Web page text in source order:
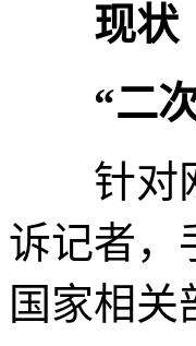
现状
“二
针对网
诉记者，
国家相